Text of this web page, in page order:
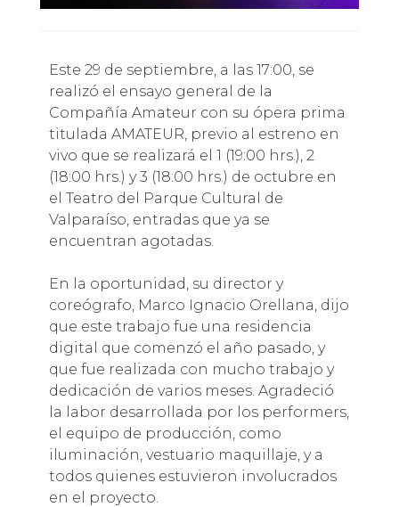
Este 29 de septiembre, a las 17:00, se
realizó el ensayo general de la
Compañía Amateur con su ópera prima
titulada AMATEUR, previo al estreno en
vivo que se realizará el 1 (19:00 hrs.), 2
(18:00 hrs.) y 3 (18:00 hrs.) de octubre en
el Teatro del Parque Cultural de
Valparaíso, entradas que ya se
encuentran agotadas.
En la oportunidad, su director y
coreógrafo, Marco Ignacio Orellana, dijo
que este trabajo fue una residencia
digital que comenzó el año pasado, y
que fue realizada con mucho trabajo y
dedicación de varios meses. Agradeció
la labor desarrollada por los performers,
el equipo de producción, como
iluminación, vestuario maquillaje, y a
todos quienes estuvieron involucrados
en el proyecto.